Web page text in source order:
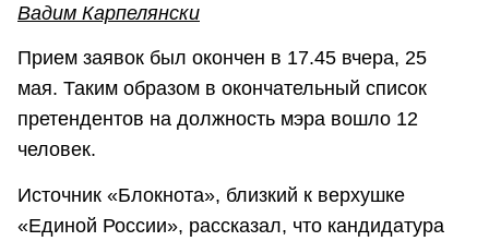
Вадим Карпелянски
Прием заявок был окончен в 17.45 вчера, 25
мая. Таким образом в окончательный список
претендентов на должность мэра вошло 12
человек.
Источник «Блокнота», близкий к верхушке
«Единой России», рассказал, что кандидатура